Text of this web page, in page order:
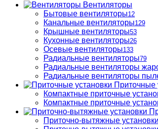
Вентиляторы
Бытовые вентиляторы12
Канальные вентиляторы129
Крышные вентиляторы53
Кухонные вентиляторы26
Осевые вентиляторы133
Радиальные вентиляторы79
Радиальные вентиляторы
Радиальные вентиляторы
Приточные
Компактные приточные
Компактные приточные
Приточно-вытяжные